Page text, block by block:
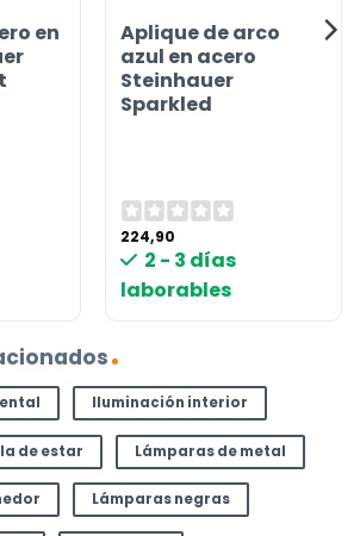
en
Aplique de arco
azul en acero
Steinhauer
Sparkled
224,90
2 - 3 días
laborables
Iluminación interior
de estar Lámparas de metal
Lámparas negras